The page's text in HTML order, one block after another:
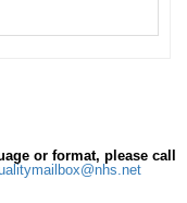
or format, please call